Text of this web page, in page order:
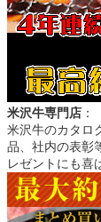
米沢牛専門店 ：
米沢牛のカタロ
品、社内の表彰
レゼントにも喜